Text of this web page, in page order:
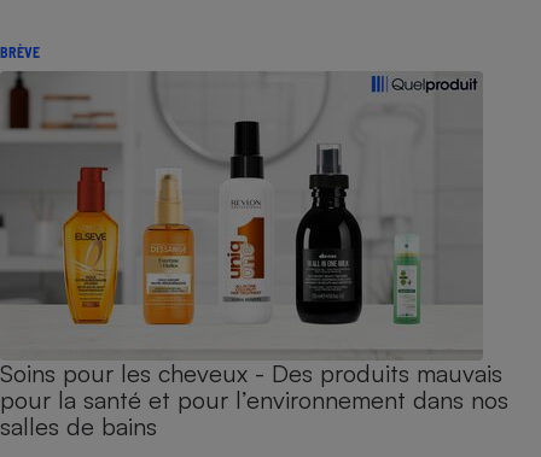
BRÈVE
Soins pour les cheveux - Des produits mauvais
pour la santé et pour l’environnement dans nos
salles de bains